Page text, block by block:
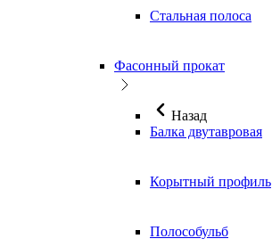
Стальная полоса
Фасонный прокат
Назад
Балка двутавровая
Корытный профиль
Полособульб